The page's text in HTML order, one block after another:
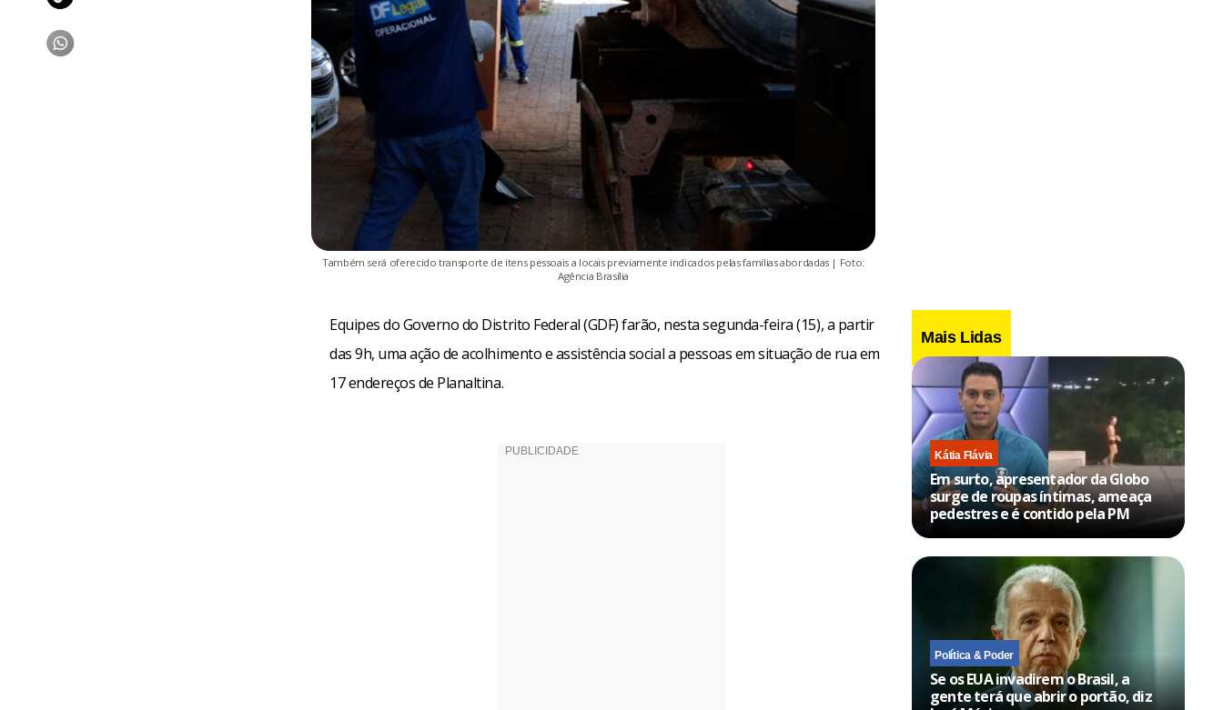
Também será oferecido transporte de itens pessoais a locais previamente indicados pelas famílias abordadas | Foto:
Agência Brasília
Equipes do Governo do Distrito Federal (GDF) farão, nesta segunda-feira (15), a partir
das 9h, uma ação de acolhimento e assistência social a pessoas em situação de rua em
17 endereços de Planaltina.
Mais Lidas
Kátia Flávia
Em surto, apresentador da Globo
surge de roupas íntimas, ameaça
pedestres e é contido pela PM
Política & Poder
Se os EUA invadirem o Brasil, a
gente terá que abrir o portão, diz